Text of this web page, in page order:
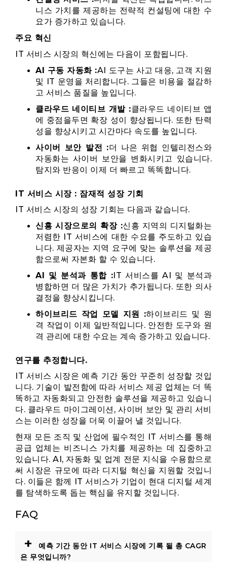
니스 가치를 제공하는 전략적 컨설팅에 대한 수
요가 증가하고 있습니다.
주요 혁신
IT 서비스 시장의 혁신에는 다음이 포함됩니다.
AI 구동 자동화 :AI 도구는 사고 대응, 고객 지원
및 IT 운영을 처리합니다. 그들은 비용을 절감하
고 서비스 품질을 높입니다.
클라우드 네이티브 개발 :클라우드 네이티브 앱
에 중점을두면 확장 성이 향상됩니다. 또한 탄력
성을 향상시키고 시간마다 속도를 높입니다.
사이버 보안 발전 :더 나은 위협 인텔리전스와
자동화는 사이버 보안을 변화시키고 있습니다.
탐지와 반응이 이제 더 빠르고 똑똑합니다.
IT 서비스 시장 : 잠재적 성장 기회
IT 서비스 시장의 성장 기회는 다음과 같습니다.
신흥 시장으로의 확장 :신흥 지역의 디지털화는
저렴한 IT 서비스에 대한 수요를 주도하고 있습
니다. 제공자는 지역 요구에 맞는 솔루션을 제공
함으로써 자본화 할 수 있습니다.
AI 및 분석과 통합 :IT 서비스를 AI 및 분석과
병합하면 더 많은 가치가 추가됩니다. 또한 의사
결정을 향상시킵니다.
하이브리드 작업 모델 지원 :하이브리드 및 원
격 작업이 이제 일반적입니다. 안전한 도구와 원
격 관리에 대한 수요는 계속 증가하고 있습니다.
연구를 추정합니다.
IT 서비스 시장은 예측 기간 동안 꾸준히 성장할 것입
니다. 기술이 발전함에 따라 서비스 제공 업체는 더 똑
똑하고 자동화되고 안전한 솔루션을 제공하고 있습니
다. 클라우드 마이그레이션, 사이버 보안 및 관리 서비
스는 이러한 성장을 더욱 이끌어 낼 것입니다.
현재 모든 조직 및 산업에 필수적인 IT 서비스를 통해
공급 업체는 비즈니스 가치를 제공하는 데 집중하고
있습니다. AI, 자동화 및 업계 전문 지식을 수용함으로
써 시장은 규모에 따라 디지털 혁신을 지원할 것입니
다. 이들은 함께 IT 서비스가 기업이 현대 디지털 세계
를 탐색하도록 돕는 핵심을 유지할 것입니다.
FAQ
+
예측 기간 동안 IT 서비스 시장에 기록 될 총 CAGR
은 무엇입니까?